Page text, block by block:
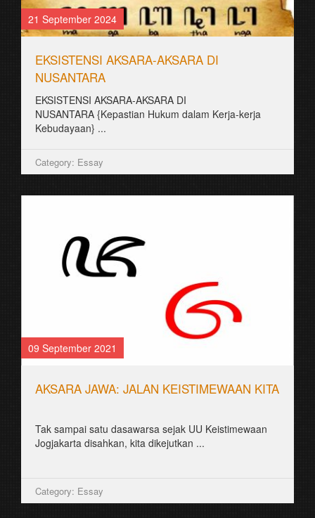
21 September 2024
EKSISTENSI AKSARA-AKSARA DI
NUSANTARA
EKSISTENSI AKSARA-AKSARA DI
NUSANTARA {Kepastian Hukum dalam Kerja-kerja
Kebudayaan} ...
Category: Essay
09 September 2021
AKSARA JAWA: JALAN KEISTIMEWAAN KITA
Tak sampai satu dasawarsa sejak UU Keistimewaan
Jogjakarta disahkan, kita dikejutkan ...
Category: Essay